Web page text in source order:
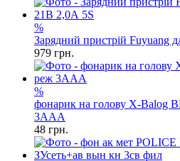
%
Зарядний пристрій Fuyuang
979 грн.
%
фонарик на голову X-Balog
3AAA
48 грн.